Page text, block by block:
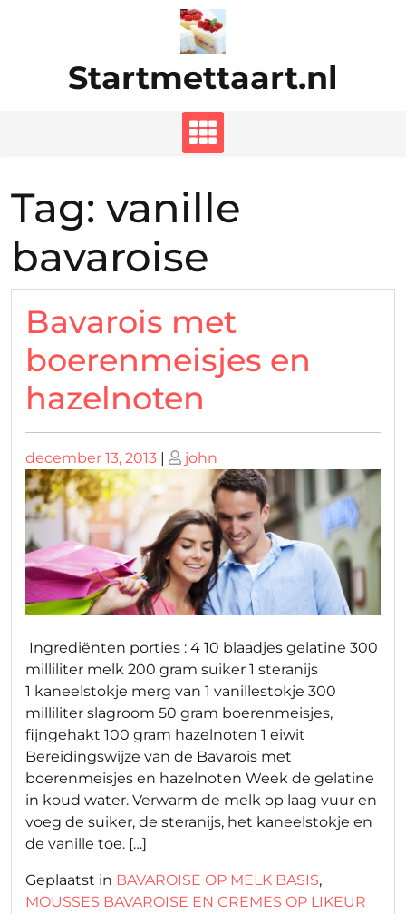
Startmettaart.nl
Tag: vanille
bavaroise
Bavarois met
boerenmeisjes en
hazelnoten
Geplaatst
op
december 13, 2013 | Geplaatst
john
Ingrediënten porties : 4 10 blaadjes gelatine 300
milliliter melk 200 gram suiker 1 steranijs
1 kaneelstokje merg van 1 vanillestokje 300
milliliter slagroom 50 gram boerenmeisjes,
fijngehakt 100 gram hazelnoten 1 eiwit
Bereidingswijze van de Bavarois met
boerenmeisjes en hazelnoten Week de gelatine
in koud water. Verwarm de melk op laag vuur en
voeg de suiker, de steranijs, het kaneelstokje en
de vanille toe. […]
Geplaatst in BAVAROISE OP MELK BASIS,
MOUSSES BAVAROISE EN CREMES OP LIKEUR